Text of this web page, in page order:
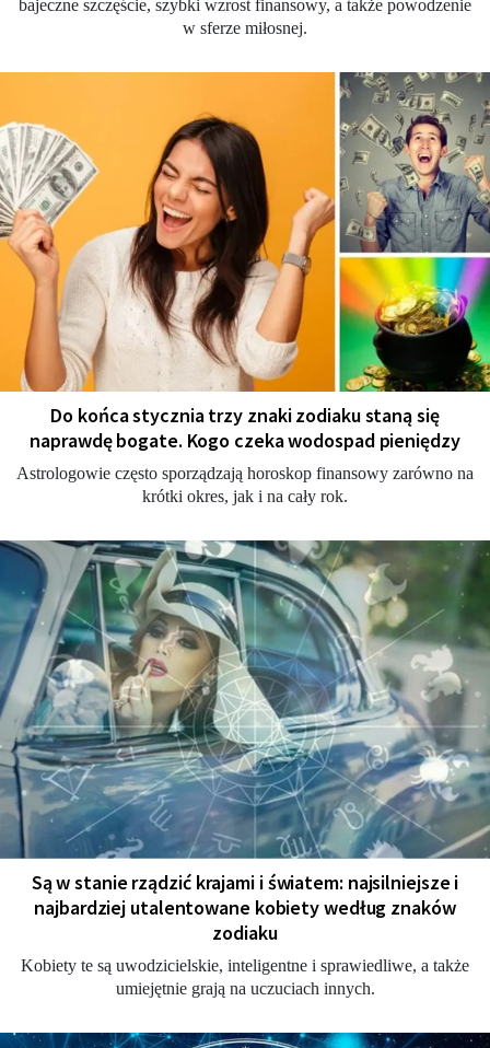
bajeczne szczęście, szybki wzrost finansowy, a także powodzenie
w sferze miłosnej.
Do końca stycznia trzy znaki zodiaku staną się
naprawdę bogate. Kogo czeka wodospad pieniędzy
Astrologowie często sporządzają horoskop finansowy zarówno na
krótki okres, jak i na cały rok.
Są w stanie rządzić krajami i światem: najsilniejsze i
najbardziej utalentowane kobiety według znaków
zodiaku
Kobiety te są uwodzicielskie, inteligentne i sprawiedliwe, a także
umiejętnie grają na uczuciach innych.